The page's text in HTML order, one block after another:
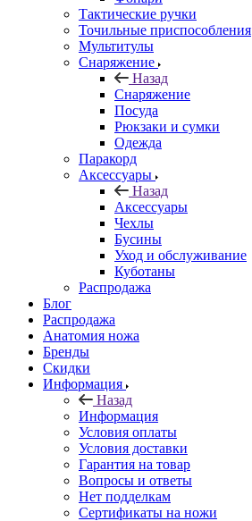
Тактические ручки
Точильные приспособления
Мультитулы
Снаряжение
Назад
Снаряжение
Посуда
Рюкзаки и сумки
Одежда
Паракорд
Аксессуары
Назад
Аксессуары
Чехлы
Бусины
Уход и обслуживание
Куботаны
Распродажа
Блог
Распродажа
Анатомия ножа
Бренды
Скидки
Информация
Назад
Информация
Условия оплаты
Условия доставки
Гарантия на товар
Вопросы и ответы
Нет подделкам
Сертификаты на ножи